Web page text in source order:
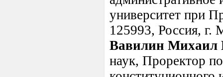
университет при
125993, Россия, г.
Вавилин Михаил
наук, Проректор